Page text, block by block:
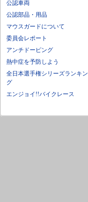
公認車両
公認部品・用品
マウスガードについて
委員会レポート
アンチドーピング
熱中症を予防しよう
全日本選手権シリーズランキン
グ
エンジョイ!!バイクレース